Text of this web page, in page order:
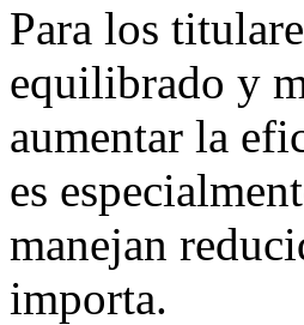
Para los
equilibrado y
aumentar la
es
manejan
importa.